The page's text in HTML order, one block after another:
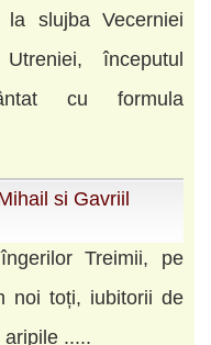
slujba Vecerniei
începutul
cu formula
si Gavriil
Treimii, pe
noi toți, iubitorii de
.....